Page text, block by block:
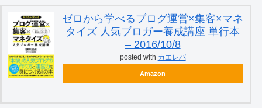
ゼロから学べるブログ運営×集客×マネ
タイズ 人気ブロガー養成講座 単行本
– 2016/10/8
posted with カエレバ
Amazon